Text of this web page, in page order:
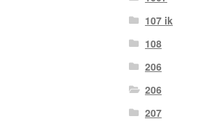
107 ik
108
206
206
207